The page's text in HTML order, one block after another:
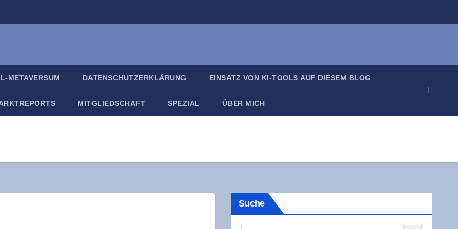
META­VER­SUM DATEN­SCHUTZ­ER­KLÄ­RUNG EIN­SATZ VON KI-TOOLS AUF DIE­SEM BLOG
MIT­GLIED­SCHAFT SPE­ZI­AL ÜBER MICH
Suche
Search Button